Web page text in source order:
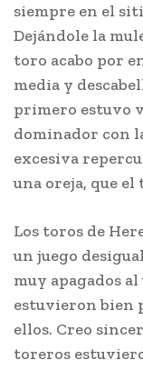
siempre en el
Dejándole la
toro acabo por
media y
primero estuvo
dominador con
excesiva
una oreja, que
Los toros de
un juego
muy apagados
estuvieron bien
ellos. Creo
toreros